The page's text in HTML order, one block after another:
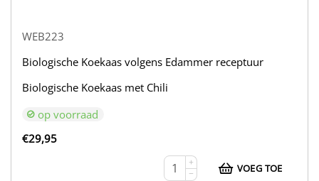
WEB223
Biologische Koekaas volgens Edammer receptuur
Biologische Koekaas met Chili
op voorraad
€29,95
+
−
VOEG TOE